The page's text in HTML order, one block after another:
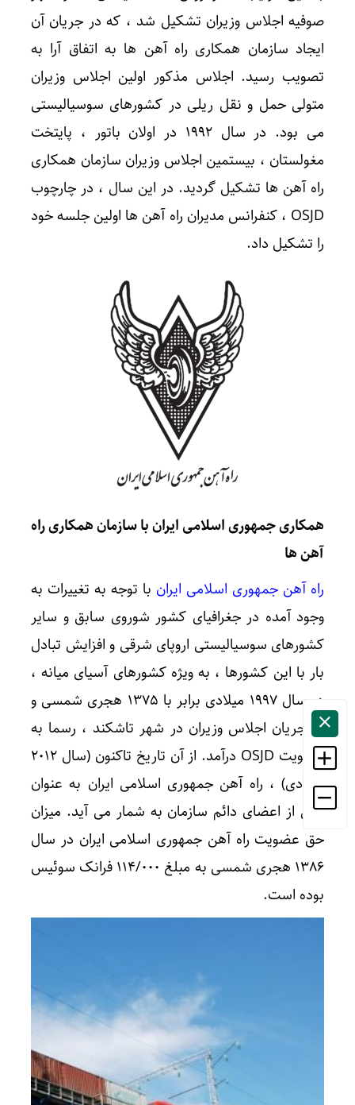
صوفیه اجلاس وزیران تشکیل شد ، که در جریان آن
ایجاد سازمان همکاری راه آهن ها به اتفاق آرا به
تصویب رسید. اجلاس مذکور اولین اجلاس وزیران
متولی حمل و نقل ریلی در کشورهای سوسیالیستی
می بود. در سال ۱۹۹۲ در اولان باتور ، پایتخت
مغولستان ، بیستمین اجلاس وزیران سازمان همکاری
راه آهن ها تشکیل گردید. در این سال ، در چارچوب
OSJD ، کنفرانس مدیران راه آهن ها اولین جلسه خود
را تشکیل داد.
همکاری جمهوری اسلامی ایران با سازمان همکاری راه
آهن ها
راه آهن جمهوری اسلامی ایران با توجه به تغییرات به
وجود آمده در جغرافیای کشور شوروی سابق و سایر
کشورهای سوسیالیستی اروپای شرقی و افزایش تبادل
بار با این کشورها ، به ویژه کشورهای آسیای میانه ،
در سال ۱۹۹۷ میلادی برابر با ۱۳۷۵ هجری شمسی و
در جریان اجلاس وزیران در شهر تاشکند ، رسما به
عضویت OSJD درآمد. از آن تاریخ تاکنون (سال ۲۰۱۲
میلادی) ، راه آهن جمهوری اسلامی ایران به عنوان
یکی از اعضای دائم سازمان به شمار می آید. میزان
حق عضویت راه آهن جمهوری اسلامی ایران در سال
۱۳۸۶ هجری شمسی به مبلغ ۱۱۴/۰۰۰ فرانک سوئیس
بوده است.